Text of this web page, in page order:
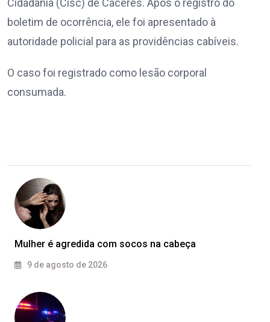
Cidadania (Cisc) de Cáceres. Após o registro do
boletim de ocorrência, ele foi apresentado à
autoridade policial para as providências cabíveis.
O caso foi registrado como lesão corporal
consumada.
Mulher é agredida com socos na cabeça
9 de agosto de 2026